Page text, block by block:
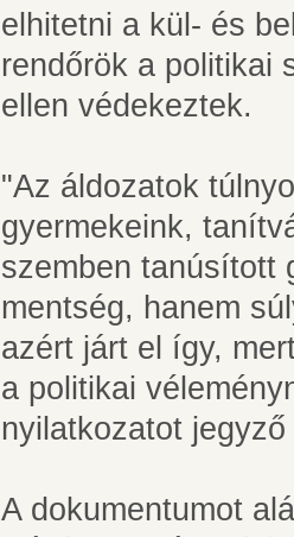
elhitetni a kül- és
rendőrök a politikai
ellen védekeztek.
"Az áldozatok
gyermekeink,
szemben tanúsított
mentség, hanem
azért járt el így,
a politikai
nyilatkozatot
A dokumentumot